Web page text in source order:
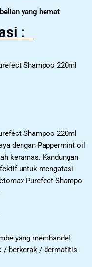
yang hemat
:
Shampoo 220ml
Shampoo 220ml
dengan Pappermint oil
keramas. Kandungan
untuk mengatasi
Purefect Shampo
yang membandel
/ berkerak / dermatitis